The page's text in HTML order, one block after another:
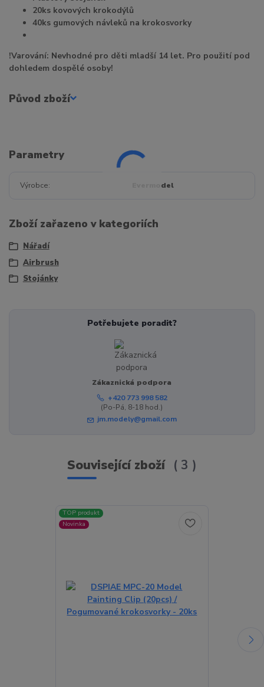
20ks kovových krokodýlů
40ks gumových návleků na krokosvorky
!Varování: Nevhodné pro děti mladší 14 let. Pro použití pod
dohledem dospělé osoby!
Původ zboží
Parametry
Výrobce Evermodel
Zboží zařazeno v kategoriích
Nářadí
Airbrush
Stojánky
Potřebujete poradit?
Zákaznická podpora
+420 773 998 582
(Po-Pá, 8-18 hod.)
jm.modely@gmail.com
Související zboží 3
TOP produkt
Novinka